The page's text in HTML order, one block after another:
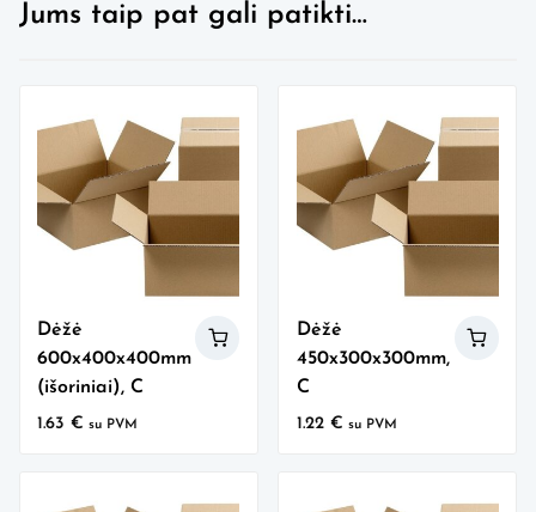
Jums taip pat gali patikti…
Dėžė
600x400x400mm
(išoriniai), C
1.63€ su PVM
Dėžė
450x300x300mm,
C
1.22 € su PVM